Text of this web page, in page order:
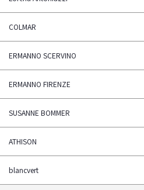
COLMAR
ERMANNO SCERVINO
ERMANNO FIRENZE
SUSANNE BOMMER
ATHISON
blancvert